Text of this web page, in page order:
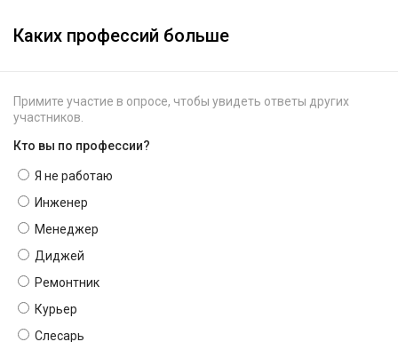
Каких профессий больше
Примите участие в опросе, чтобы увидеть ответы других
участников.
Кто вы по профессии?
Я не работаю
Инженер
Менеджер
Диджей
Ремонтник
Курьер
Слесарь